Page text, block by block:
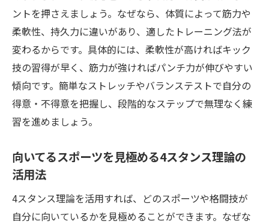
4スタンス理論でキックボクシングの上達ス
ピードが変わる
得意な動きを活かすキックボクシング練習
法
4スタンス理論診断で効率的な練習スケジュ
ールを作成
キックボクシングの技術向上に理論が必要
インストラクターが実践する4スタンス理論
キックボクシング上達のための理論的アプ
ローチ
ントを押さえましょう。なぜなら、体質によって筋力や
柔軟性、持久力に違いがあり、適したトレーニング法が
変わるからです。具体的には、柔軟性が高ければキック
技の習得が早く、筋力が強ければパンチ力が伸びやすい
傾向です。簡単なストレッチやバランステストで自分の
得意・不得意を把握し、段階的なステップで無理なく練
習を進めましょう。
向いてるスポーツを見極める4スタンス理論の
活用法
4スタンス理論を活用すれば、どのスポーツや格闘技が
自分に向いているかを見極めることができます。なぜな